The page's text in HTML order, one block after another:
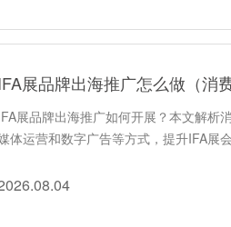
展品牌出海推广怎么做（消
展品牌出海推广如何开展？本文解析
体运营和数字广告等方式，提升IFA展